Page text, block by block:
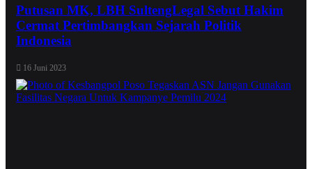
Putusan MK, LBH SultengLegal Sebut Hakim
Cermat Pertimbangkan Sejarah Politik
Indonesia
16 Juni 2023